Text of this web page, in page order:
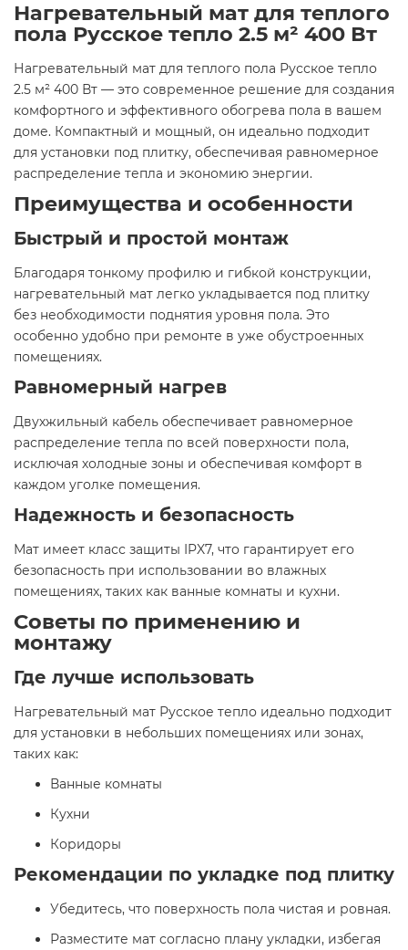
Нагревательный мат для теплого
пола Русское тепло 2.5 м² 400 Вт
Нагревательный мат для теплого пола Русское тепло
2.5 м² 400 Вт — это современное решение для создания
комфортного и эффективного обогрева пола в вашем
доме. Компактный и мощный, он идеально подходит
для установки под плитку, обеспечивая равномерное
распределение тепла и экономию энергии.​
Преимущества и особенности
Быстрый и простой монтаж
Благодаря тонкому профилю и гибкой конструкции,
нагревательный мат легко укладывается под плитку
без необходимости поднятия уровня пола. Это
особенно удобно при ремонте в уже обустроенных
помещениях.​
Равномерный нагрев
Двухжильный кабель обеспечивает равномерное
распределение тепла по всей поверхности пола,
исключая холодные зоны и обеспечивая комфорт в
каждом уголке помещения.​
Надежность и безопасность
Мат имеет класс защиты IPX7, что гарантирует его
безопасность при использовании во влажных
помещениях, таких как ванные комнаты и кухни.​
Советы по применению и
монтажу
Где лучше использовать
Нагревательный мат Русское тепло идеально подходит
для установки в небольших помещениях или зонах,
таких как:​
Ванные комнаты​
Кухни​
Коридоры​
Рекомендации по укладке под плитку
Убедитесь, что поверхность пола чистая и ровная.​
Разместите мат согласно плану укладки, избегая